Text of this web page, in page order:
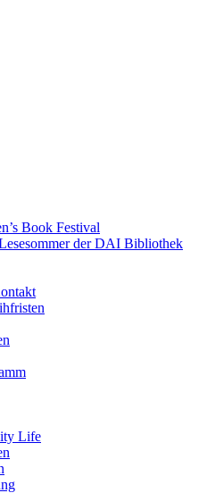
Book Festival
der DAI Bibliothek
Life